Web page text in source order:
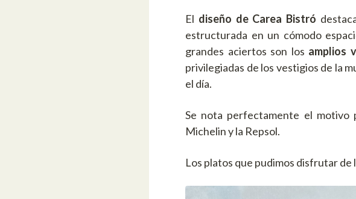
El diseño de Carea Bistró
estructurada en un cómodo
grandes aciertos son los amplios
privilegiadas de los vestigios de la
el día.
Se nota perfectamente el motivo
Michelin y la Repsol.
Los platos que pudimos disfrutar de